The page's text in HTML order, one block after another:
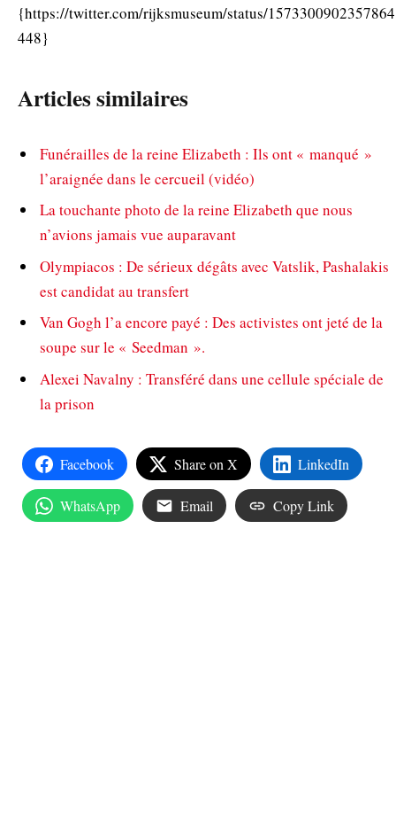
{https://twitter.com/rijksmuseum/status/1573300902357864
448}
Articles similaires
Funérailles de la reine Elizabeth : Ils ont « manqué »
l’araignée dans le cercueil (vidéo)
La touchante photo de la reine Elizabeth que nous
n’avions jamais vue auparavant
Olympiacos : De sérieux dégâts avec Vatslik, Pashalakis
est candidat au transfert
Van Gogh l’a encore payé : Des activistes ont jeté de la
soupe sur le « Seedman ».
Alexei Navalny : Transféré dans une cellule spéciale de
la prison
Facebook Share on X LinkedIn
WhatsApp Email Copy Link